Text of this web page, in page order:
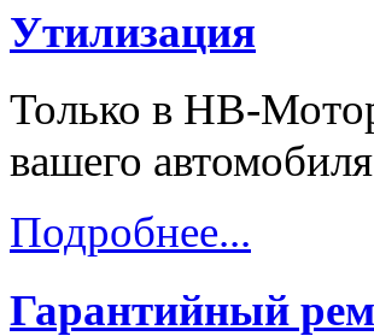
Утилизация
Только в НВ-
вашего
Подробнее...
Гарантийный